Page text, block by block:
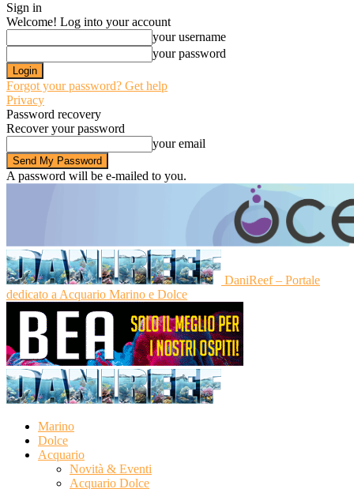
Sign in
Welcome! Log into your account
your username
your password
Forgot your password? Get help
Privacy
Password recovery
Recover your password
your email
A password will be e-mailed to you.
DaniReef – Portale
dedicato a Acquario Marino e Dolce
Marino
Dolce
Acquario
Novità & Eventi
Acquario Dolce